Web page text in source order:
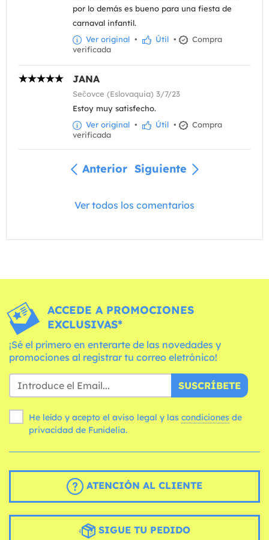
por lo demás es bueno para una fiesta de
carnaval infantil.
Ver original • Útil •
Compra
verificada
JANA
Sečovce (Eslovaquia) 3/7/23
Estoy muy satisfecho.
Ver original • Útil •
Compra
verificada
Anterior Siguiente
Ver todos los comentarios
ACCEDE A PROMOCIONES
EXCLUSIVAS*
¡Sé el primero en enterarte de las novedades y
promociones al registrar tu correo eletrónico!
SUSCRÍBETE
He leído y acepto el aviso legal y las condiciones
privacidad de Funidelia.
ATENCIÓN AL CLIENTE
SIGUE TU PEDIDO